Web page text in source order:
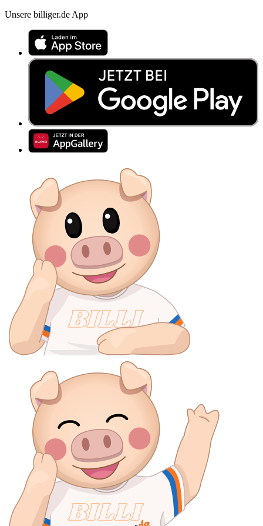
Unsere billiger.de App